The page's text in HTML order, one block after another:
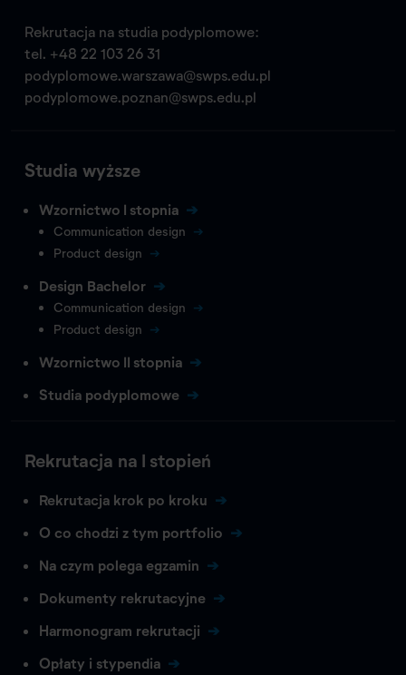
Rekrutacja na studia podyplomowe:
tel. +48 22 103 26 31
podyplomowe.warszawa@swps.edu.pl
podyplomowe.poznan@swps.edu.pl
Studia wyższe
Wzornictwo I stopnia
Communication design
Product design
Design Bachelor
Communication design
Product design
Wzornictwo II stopnia
Studia podyplomowe
Rekrutacja na I stopień
Rekrutacja krok po kroku
O co chodzi z tym portfolio
Na czym polega egzamin
Dokumenty rekrutacyjne
Harmonogram rekrutacji
Opłaty i stypendia